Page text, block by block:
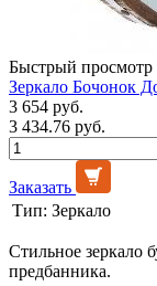
Быстрый просмотр
Зеркало Бочонок
3 654 руб.
3 434.76 руб.
Заказать
Тип: Зеркало
Стильное зеркало
предбанника.